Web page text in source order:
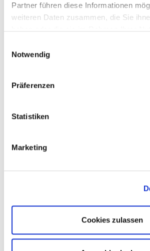
Partner führen diese Informationen
weiteren Daten zusammen, die Sie
Notwendig
Präferenzen
Statistiken
Marketing
Cookies zulassen
Geschäftsstelle
Projektleitung/Assistenz
Kontaktformular